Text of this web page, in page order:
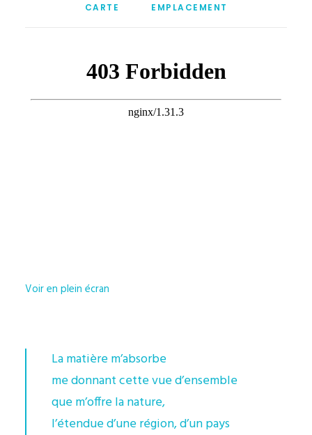
CARTE EMPLACEMENT
Voir en plein écran
La matière m’absorbe
me donnant cette vue d’ensemble
que m’offre la nature,
l’étendue d’une région, d’un pays